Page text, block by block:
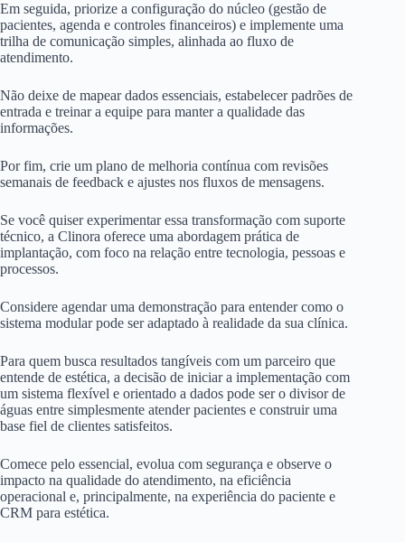
Em seguida, priorize a configuração do núcleo (gestão de
pacientes, agenda e controles financeiros) e implemente uma
trilha de comunicação simples, alinhada ao fluxo de
atendimento.
Não deixe de mapear dados essenciais, estabelecer padrões de
entrada e treinar a equipe para manter a qualidade das
informações.
Por fim, crie um plano de melhoria contínua com revisões
semanais de feedback e ajustes nos fluxos de mensagens.
Se você quiser experimentar essa transformação com suporte
técnico, a Clinora oferece uma abordagem prática de
implantação, com foco na relação entre tecnologia, pessoas e
processos.
Considere agendar uma demonstração para entender como o
sistema modular pode ser adaptado à realidade da sua clínica.
Para quem busca resultados tangíveis com um parceiro que
entende de estética, a decisão de iniciar a implementação com
um sistema flexível e orientado a dados pode ser o divisor de
águas entre simplesmente atender pacientes e construir uma
base fiel de clientes satisfeitos.
Comece pelo essencial, evolua com segurança e observe o
impacto na qualidade do atendimento, na eficiência
operacional e, principalmente, na experiência do paciente e
CRM para estética.